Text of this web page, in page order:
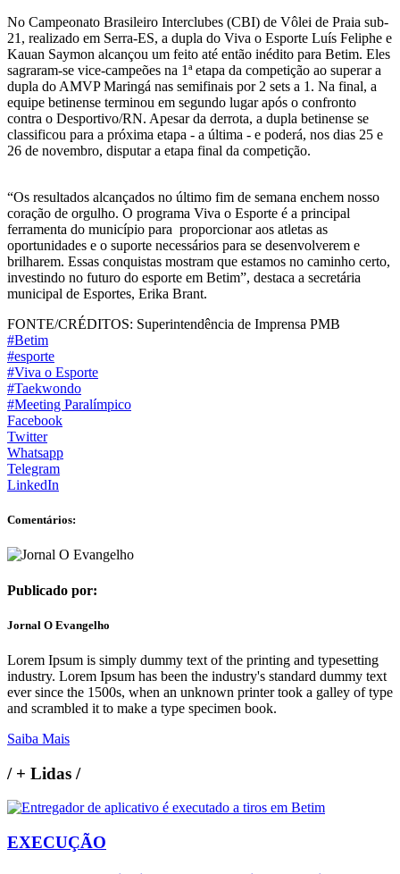
No Campeonato Brasileiro Interclubes (CBI) de Vôlei de Praia sub-
21, realizado em Serra-ES, a dupla do Viva o Esporte Luís Feliphe e
Kauan Saymon alcançou um feito até então inédito para Betim. Eles
sagraram-se vice-campeões na 1ª etapa da competição ao superar a
dupla do AMVP Maringá nas semifinais por 2 sets a 1. Na final, a
equipe betinense terminou em segundo lugar após o confronto
contra o Desportivo/RN. Apesar da derrota, a dupla betinense se
classificou para a próxima etapa - a última - e poderá, nos dias 25 e
26 de novembro, disputar a etapa final da competição.
“Os resultados alcançados no último fim de semana enchem nosso
coração de orgulho. O programa Viva o Esporte é a principal
ferramenta do município para proporcionar aos atletas as
oportunidades e o suporte necessários para se desenvolverem e
brilharem. Essas conquistas mostram que estamos no caminho certo,
investindo no futuro do esporte em Betim”, destaca a secretária
municipal de Esportes, Erika Brant.
FONTE/CRÉDITOS: Superintendência de Imprensa PMB
#Betim
#esporte
#Viva o Esporte
#Taekwondo
#Meeting Paralímpico
Facebook
Twitter
Whatsapp
Telegram
LinkedIn
Comentários:
Publicado por:
Jornal O Evangelho
Lorem Ipsum is simply dummy text of the printing and typesetting
industry. Lorem Ipsum has been the industry's standard dummy text
ever since the 1500s, when an unknown printer took a galley of type
and scrambled it to make a type specimen book.
Saiba Mais
/+ Lidas /
EXECUÇÃO